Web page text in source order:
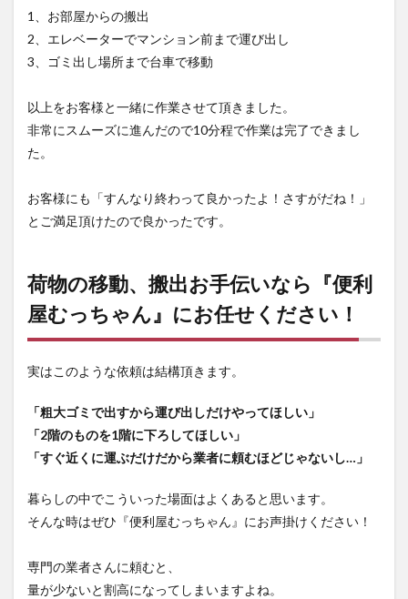
1、お部屋からの搬出
2、エレベーターでマンション前まで運び出し
3、ゴミ出し場所まで台車で移動
以上をお客様と一緒に作業させて頂きました。
非常にスムーズに進んだので10分程で作業は完了できまし
た。
お客様にも「すんなり終わって良かったよ！さすがだね！」
とご満足頂けたので良かったです。
荷物の移動、搬出お手伝いなら『便利
屋むっちゃん』にお任せください！
実はこのような依頼は結構頂きます。
「粗大ゴミで出すから運び出しだけやってほしい」
「2階のものを1階に下ろしてほしい」
「すぐ近くに運ぶだけだから業者に頼むほどじゃないし…」
暮らしの中でこういった場面はよくあると思います。
そんな時はぜひ『便利屋むっちゃん』にお声掛けください！
専門の業者さんに頼むと、
量が少ないと割高になってしまいますよね。